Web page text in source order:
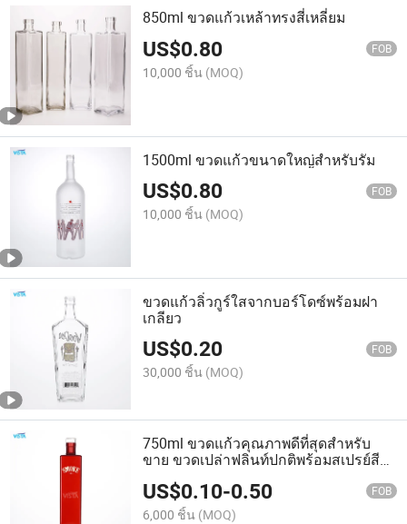
850ml ขวดแก้วเหล้าทรงสี่เหลี่ยม
US$0.80 FOB
10,000 ชิ้น (MOQ)
1500ml ขวดแก้วขนาดใหญ่สำหรับรัม
US$0.80 FOB
10,000 ชิ้น (MOQ)
ขวดแก้วลิ่วกูร์ใสจากบอร์โดซ์พร้อมฝา
เกลียว
US$0.20 FOB
30,000 ชิ้น (MOQ)
750ml ขวดแก้วคุณภาพดีที่สุดสำหรับ
ขาย ขวดเปล่าฟลินท์ปกติพร้อมสเปรย์สี
US$0.10-0.50 FOB
6,000 ชิ้น (MOQ)